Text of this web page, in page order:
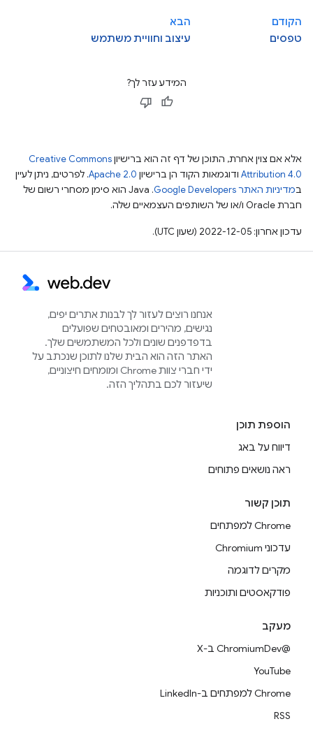
הקודם
טפסים
הבא
עיצוב וחוויית משתמש
המידע עזר לך?
אלא אם צוין אחרת, התוכן של דף זה הוא ברישיוןCreative Commons
Attribution 4.0 ודוגמאות הקוד הן ברישיון Apache 2.0. לפרטים, ניתן לעיין
במדיניות האתר Google Developers‏
.‏ Java הוא סימן מסחרי רשום של
חברת Oracle ו/או של השותפים העצמאיים שלה.
עדכון אחרון: 2022-12-05 (שעון UTC).
אנחנו רוצים לעזור לך לבנות אתרים יפים,
נגישים, מהירים ומאובטחים שפועלים
בדפדפנים שונים ולכל המשתמשים שלך.
האתר הזה הוא הבית שלנו לתוכן שנכתב על
ידי חברי צוות Chrome ומומחים חיצוניים,
שיעזור לכם בתהליך הזה.
הוספת תוכן
דיווח על באג
ראה נושאים פתוחים
תוכן קשור
Chrome למפתחים
עדכוני Chromium
מקרים לדוגמה
פודקאסטים ותוכניות
מעקב
@ChromiumDev ב-X
YouTube
Chrome למפתחים ב-LinkedIn
RSS